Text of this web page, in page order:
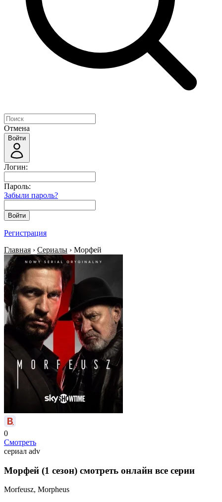
Отмена
Войти
Логин:
Пароль:
Забыли пароль?
Войти
Регистрация
Главная › Сериалы › Морфей
0
Смотреть
сериал adv
Морфей (1 сезон) смотреть онлайн все серии
Morfeusz, Morpheus